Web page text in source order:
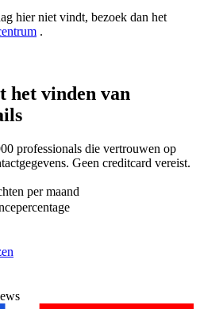
hier niet vindt, bezoek dan het
.
het vinden van
professionals die vertrouwen op
Geen creditcard vereist.
per maand